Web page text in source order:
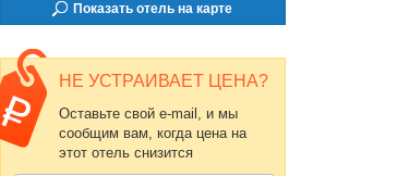
Показать отель на карте
НЕ УСТРАИВАЕТ ЦЕНА?
Оставьте свой e-mail, и мы
сообщим вам, когда цена на
этот отель снизится